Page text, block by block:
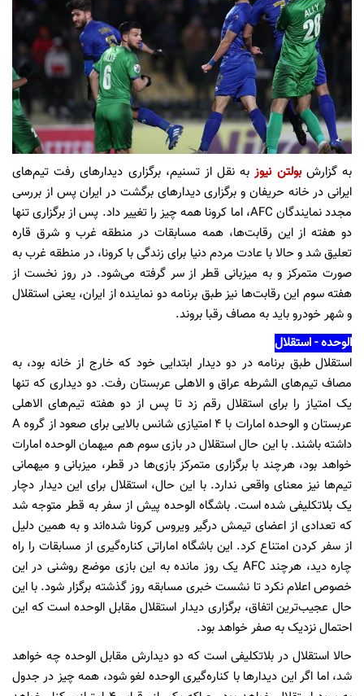
به گزارشبولتن نیوزبه نقل از تسنیم، برگزاری دیدارهای رفت تیم‌های
ایرانی در خانه حریفان و برگزاری دیدارهای برگشت در ایران پس از بررسی
مجدد نمایندگان AFC، اما کرونا همه چیز را تغییر داد. پس از برگزاری تنها
دو هفته از این رقابت‌ها، همه مسابقات در منطقه غرب و شرق قاره
تعلیق شد و حالا با عادت مردم دنیا برای زندگی با کرونا، در منطقه غرب به
صورت متمرکز و به میزبانی قطر از سر گرفته می‌شود. در روز نخست از
هفته سوم این رقابت‌ها نیز طبق برنامه دو نماینده از ایران، یعنی استقلال
و شهر خودرو باید به مصاف رقبا بروند.
الوحده - استقلال
استقلال طبق برنامه در دو دیدار ابتدایی خود که خارج از خانه بود، به
مصاف تیم‌های الشرطه عراق و الاهلی عربستان رفت. دو دیداری که تنها
یک امتیاز را برای استقلال رقم زد تا پس از دو هفته تیم‌های الاهلی
عربستان و الوحده امارات با 4 امتیازی شانس بالایی برای صعود از گروه A
داشته باشند. با این حال استقلال در بازی سوم هم میهمان الوحده امارات
خواهد بود، هرچند با برگزاری متمرکز بازی‌ها در قطر، میزبانی و میهمانی
تیم‌ها نیز معنای واقعی ندارد. با این حال، استقلال برای این دیدار دچار
یک بلاتکلیفی شده است. باشگاه الوحده پیش از سفر به قطر متوجه شد
که تعدادی از اعضای تیمش درگیر ویروس کرونا شده‌اند و به همین دلیل
از سفر کردن امتناع کرد. این باشگاه اماراتی کناره‌گیری از مسابقات را راه
چاره دید، هرچند AFC یک روز مانده به این بازی موضع روشنی در این
خصوص اعلام نکرد تا نشست خبری مسابقه روز گذشته برگزار شود. با این
حال عجیب‌ترین اتفاق، برگزاری دیدار استقلال مقابل الوحده است که این
احتمال نزدیک به صفر خواهد بود.
حالا استقلال در بلاتکلیفی است که دو دیدارش مقابل الوحده چه خواهد
شد، اما اگر این دیدارها با کناره‌گیری الوحده لغو شود، همه چیز در جدول